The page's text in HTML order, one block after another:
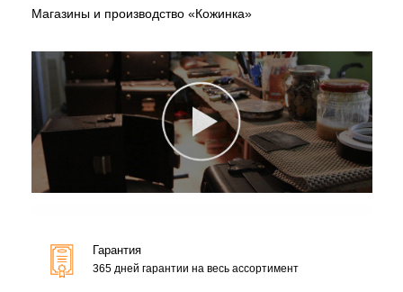
Магазины и производство «Кожинка»
Гарантия
365 дней гарантии на весь ассортимент